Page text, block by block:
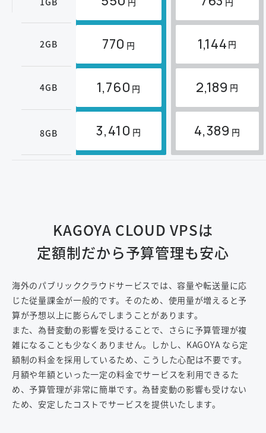
2GB 770 円 1,144 円
4GB 1,760 円 2,189 円
8GB 3,410 円 4,389 円
KAGOYA CLOUD VPSは
定額制だから予算管理も安心
海外のパブリッククラウドサービスでは、容量や転送量に応
じた従量課金が一般的です。そのため、使用量が増えると予
算が予想以上に膨らんでしまうことがあります。
また、為替変動の影響を受けることで、さらに予算管理が複
雑になることも少なくありません。しかし、KAGOYA なら定
額制の料金を採用しているため、こうした心配は不要です。
月額や年額といった一定の料金でサービスを利用できるた
め、予算管理が非常に簡単です。為替変動の影響も受けない
ため、安定したコストでサービスを提供いたします。